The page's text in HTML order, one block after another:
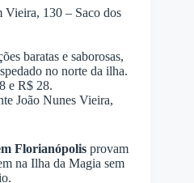
Vieira, 130 – Saco dos
baratas e saborosas,
no norte da ilha.
e R$ 28.
João Nunes Vieira,
Florianópolis provam
na Ilha da Magia sem